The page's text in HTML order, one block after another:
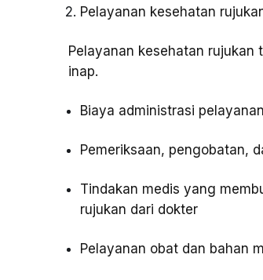
Pelayanan kesehatan
Pelayanan kesehatan
inap.
Biaya administrasi
Pemeriksaan, pengobatan,
Tindakan medis yang
rujukan dari dokter
Pelayanan obat dan bahan